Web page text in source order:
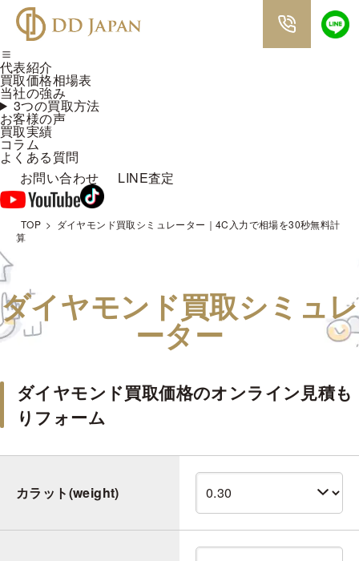
代表紹介
買取価格相場表
当社の強み
3つの買取方法
お客様の声
買取実績
コラム
よくある質問
お問い合わせ
LINE査定
TOP
ダイヤモンド買取シミュレーター｜4C入力で相場を30秒無料計
算
ダイヤモンド買取シミュレ
ーター
ダイヤモンド買取価格のオンライン見積も
りフォーム
カラット(weight)